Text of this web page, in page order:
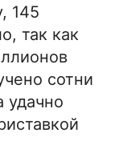
145
так как
сотни
удачно